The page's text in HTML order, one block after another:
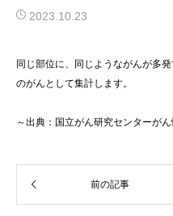
2023.10.23
同じ部位に、同じようながんが多
のがんとして集計します。
～出典：国立がん研究センターが
前の記事